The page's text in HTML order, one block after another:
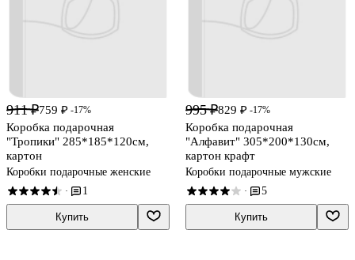
911 ₽759 ₽ -17%
Коробка подарочная
"Тропики" 285*185*120см,
картон
Коробки подарочные женские
· 1
Купить
995 ₽829 ₽ -17%
Коробка подарочная
"Алфавит" 305*200*130см,
картон крафт
Коробки подарочные мужские
· 5
Купить